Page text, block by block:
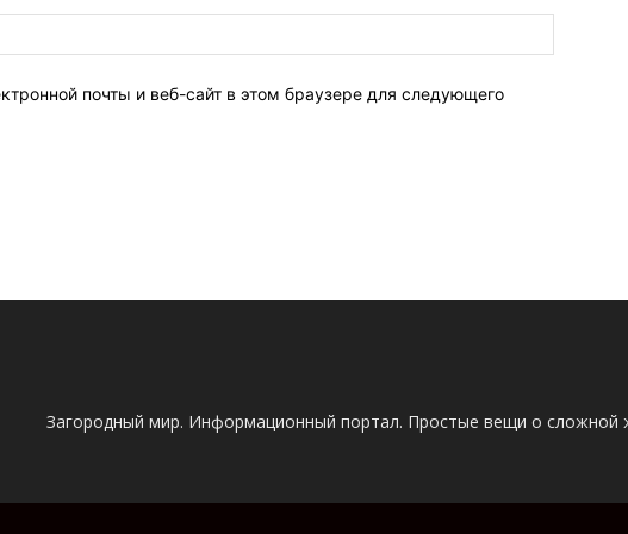
почты и веб-сайт в этом браузере для следующего
Загородный мир. Информационный портал. Простые вещи о сложной